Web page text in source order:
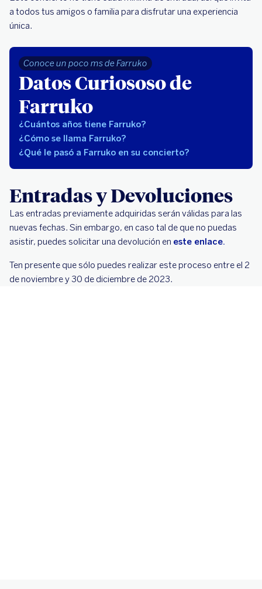
a todos tus amigos o familia para disfrutar una experiencia
única.
Conoce un poco ms de Farruko
Datos Curiososo de
Farruko
¿Cuántos años tiene Farruko?
¿Cómo se llama Farruko?
¿Qué le pasó a Farruko en su concierto?
Entradas y Devoluciones
Las entradas previamente adquiridas serán válidas para las
nuevas fechas. Sin embargo, en caso tal de que no puedas
asistir, puedes solicitar una devolución en este enlace.
Ten presente que sólo puedes realizar este proceso entre el 2
de noviembre y 30 de diciembre de 2023.